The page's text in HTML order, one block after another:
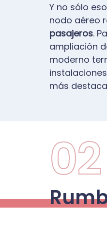
Y no sólo
nodo aéreo
pasajeros.
ampliación
moderno
más
02